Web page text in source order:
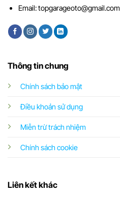
Thông tin chung
Chính sách bảo mật
Điều khoản sử dụng
Miễn trừ trách nhiệm
Chính sách cookie
Liên kết khác
Email:topgarageoto@gmail.com